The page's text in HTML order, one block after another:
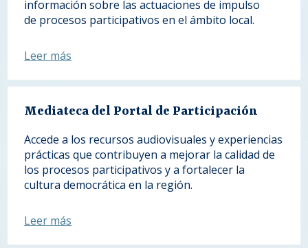
información sobre las actuaciones de impulso
de procesos participativos en el ámbito local.
Leer más
Mediateca del Portal de Participación
Accede a los recursos audiovisuales y experiencias
prácticas que contribuyen a mejorar la calidad de
los procesos participativos y a fortalecer la
cultura democrática en la región.
Leer más